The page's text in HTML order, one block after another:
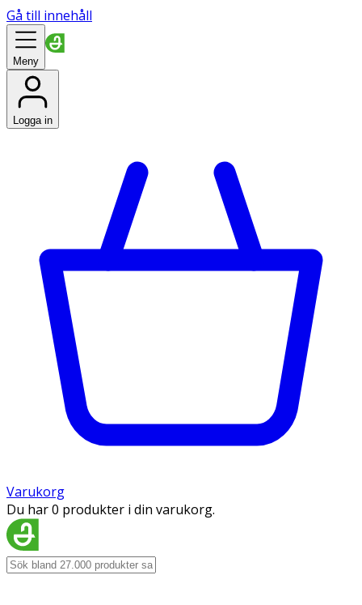
Gå till innehåll
Meny
Logga in
Varukorg
Du har 0 produkter i din varukorg.